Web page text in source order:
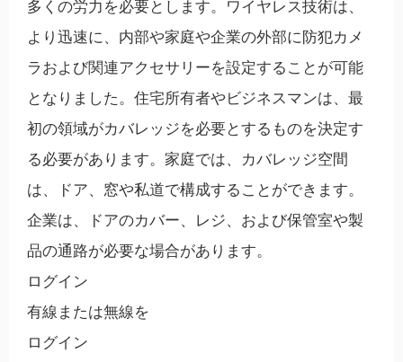
多くの労力を必要とします。ワイヤレス技術は、
より迅速に、内部や家庭や企業の外部に防犯カメ
ラおよび関連アクセサリーを設定することが可能
となりました。住宅所有者やビジネスマンは、最
初の領域がカバレッジを必要とするものを決定す
る必要があります。家庭では、カバレッジ空間
は、ドア、窓や私道で構成することができます。
企業は、ドアのカバー、レジ、および保管室や製
品の通路が必要な場合があります。
ログイン
有線または無線を
ログイン